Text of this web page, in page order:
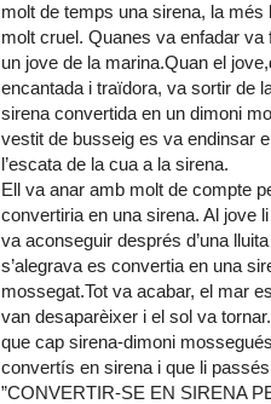
molt de temps una sirena, la
molt cruel. Quanes va enfadar
un jove de la marina.Quan el
encantada i traïdora, va sortir de
sirena convertida en un dimoni
vestit de busseig es va endinsar
l’escata de la cua a la sirena.
Ell va anar amb molt de compte
convertiria en una sirena. Al jove
va aconseguir després d’una
s’alegrava es convertia en una
mossegat.Tot va acabar, el mar
van desaparèixer i el sol va
que cap sirena-dimoni
convertís en sirena i que li
”CONVERTIR-SE EN SIRENA